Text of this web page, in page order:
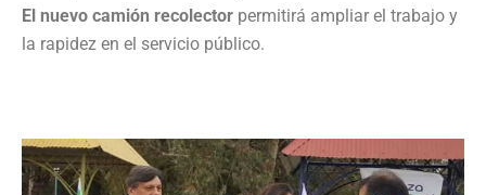
El nuevo camión recolector permitirá ampliar el trabajo y
la rapidez en el servicio público.